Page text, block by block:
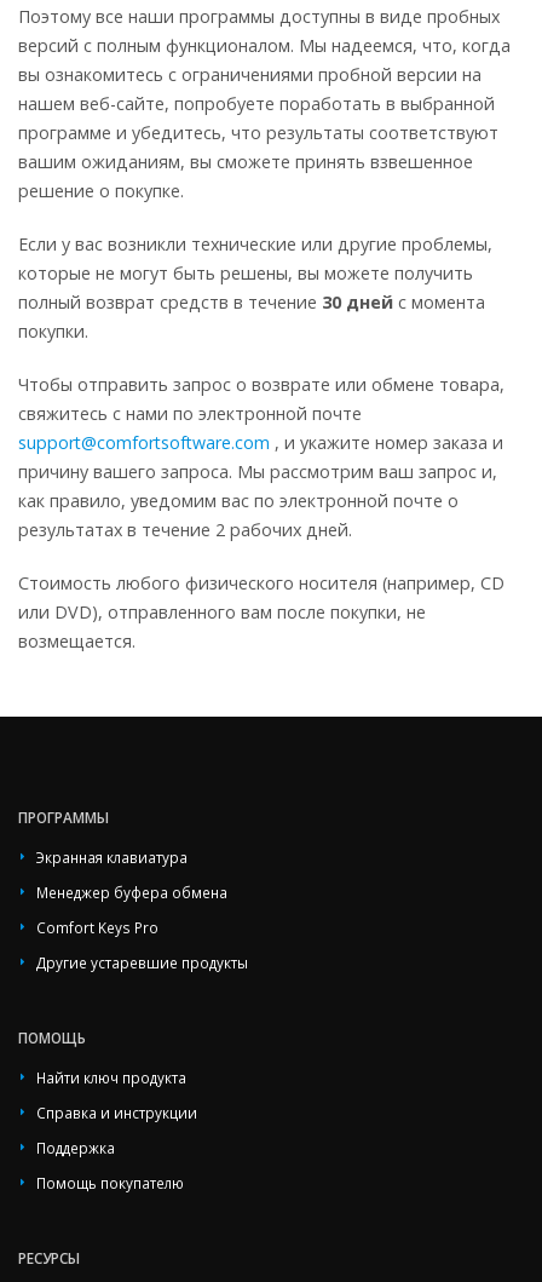
Поэтому все наши программы доступны в виде пробных
версий с полным функционалом. Мы надеемся, что, когда
вы ознакомитесь с ограничениями пробной версии на
нашем веб-сайте, попробуете поработать в выбранной
программе и убедитесь, что результаты соответствуют
вашим ожиданиям, вы сможете принять взвешенное
решение о покупке.
Если у вас возникли технические или другие проблемы,
которые не могут быть решены, вы можете получить
полный возврат средств в течение 30 дней с момента
покупки.
Чтобы отправить запрос о возврате или обмене товара,
свяжитесь с нами по электронной почте
support@comfortsoftware.com , и укажите номер заказа и
причину вашего запроса. Мы рассмотрим ваш запрос и,
как правило, уведомим вас по электронной почте о
результатах в течение 2 рабочих дней.
Стоимость любого физического носителя (например, CD
или DVD), отправленного вам после покупки, не
возмещается.
ПРОГРАММЫ
Экранная клавиатура
Менеджер буфера обмена
Comfort Keys Pro
Другие устаревшие продукты
ПОМОЩЬ
Найти ключ продукта
Справка и инструкции
Поддержка
Помощь покупателю
РЕСУРСЫ